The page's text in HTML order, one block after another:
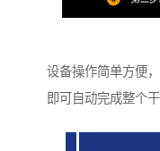
设备操作简单方便
即可自动完成整个干